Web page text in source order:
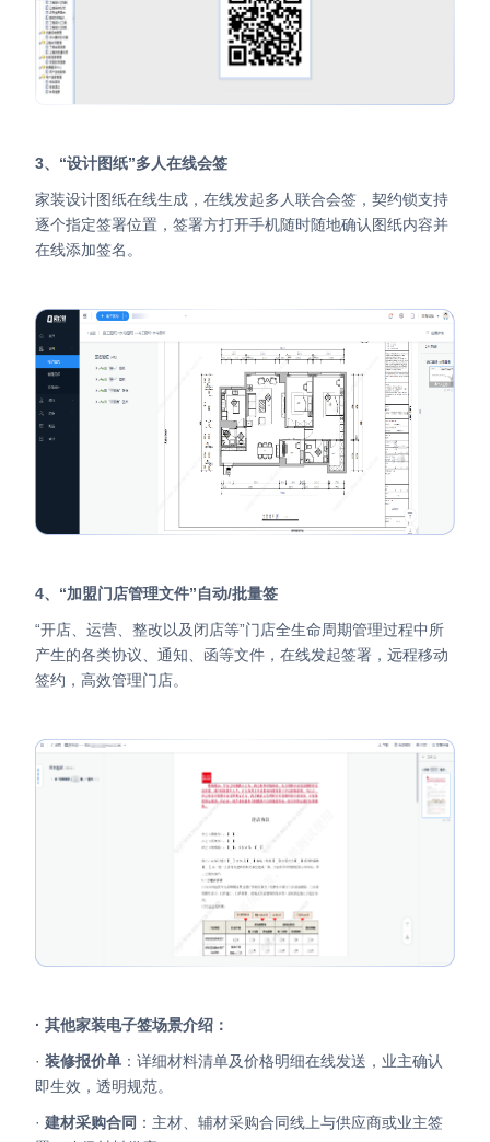
3、“设计图纸”多人在线会签
家装设计图纸在线生成，在线发起多人联合会签，契约锁支持
逐个指定签署位置，签署方打开手机随时随地确认图纸内容并
在线添加签名。
4、“加盟门店管理文件”自动/批量签
“开店、运营、整改以及闭店等”门店全生命周期管理过程中所
产生的各类协议、通知、函等文件，在线发起签署，远程移动
签约，高效管理门店。
· 其他家装电子签场景介绍：
· 装修报价单 ：详细材料清单及价格明细在线发送，业主确认
即生效，透明规范。
· 建材采购合同 ：主材、辅材采购合同线上与供应商或业主签